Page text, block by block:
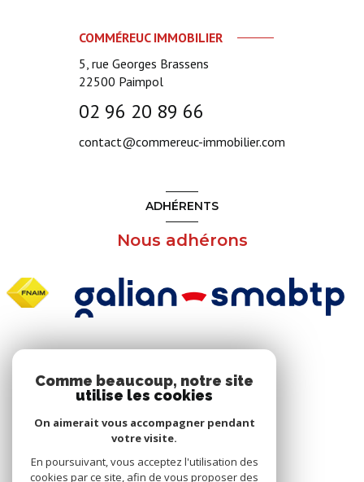
COMMÉREUC IMMOBILIER
5, rue Georges Brassens
22500 Paimpol
02 96 20 89 66
contact@commereuc-immobilier.com
ADHÉRENTS
Nous adhérons
Nous suivre
Comme beaucoup, notre site
utilise les cookies
On aimerait vous accompagner pendant
votre visite.
En poursuivant, vous acceptez l'utilisation des
cookies par ce site, afin de vous proposer des